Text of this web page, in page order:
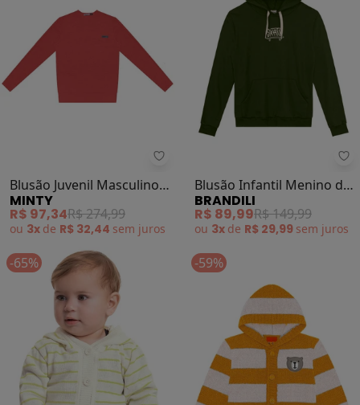
Minty - Blusão Juvenil Masculino
Blusão Juvenil Masculino
(Marrom)
MINTY
R$ 97,34R$ 274,99
ou 3x de R$ 32,44 sem juros
Blusão Infantil Menino de
Skate (Verde)
BRANDILI
R$ 89,99R$ 149,99
ou 3x de R$ 29,99 sem juros
-65% -59%